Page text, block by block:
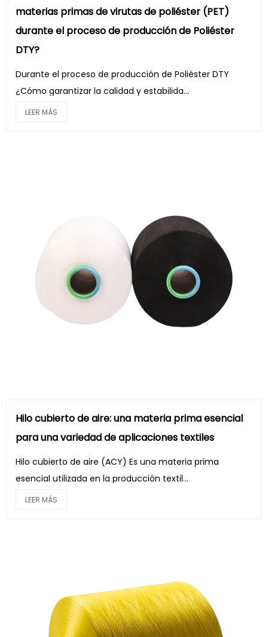
materias primas de virutas de poliéster (PET)
durante el proceso de producción de Poliéster
DTY?
Durante el proceso de producción de Poliéster DTY
¿Cómo garantizar la calidad y estabilida...
LEER MÁS
Hilo cubierto de aire: una materia prima esencial
para una variedad de aplicaciones textiles
Hilo cubierto de aire (ACY) Es una materia prima
esencial utilizada en la producción textil...
LEER MÁS